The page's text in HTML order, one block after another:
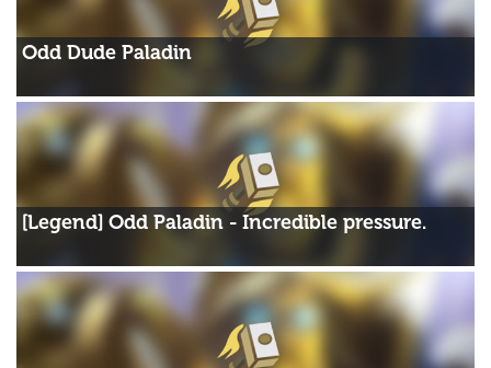
Odd Dude Paladin
[Legend] Odd Paladin - Incredible pressure.